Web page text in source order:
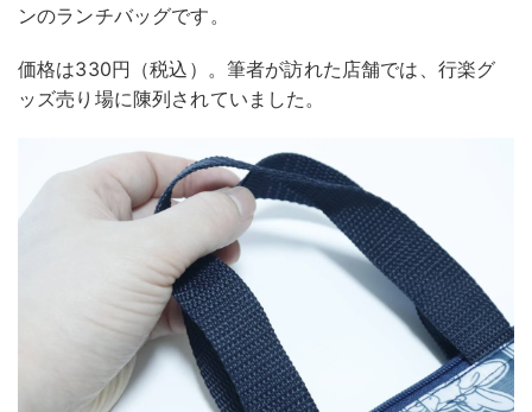
ンのランチバッグです。
価格は330円（税込）。筆者が訪れた店舗では、行楽グ
ッズ売り場に陳列されていました。